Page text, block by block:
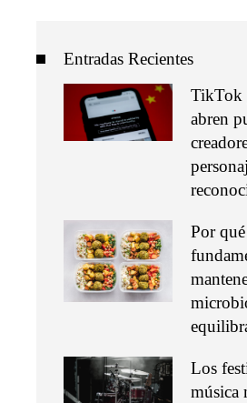
Entradas Recientes
TikTok
abren
Por qué
Los
música